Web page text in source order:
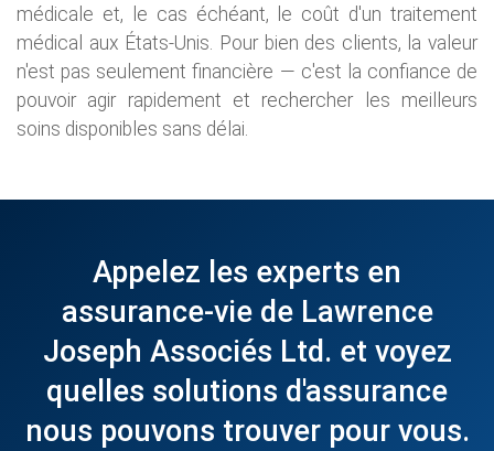
médicale et, le cas échéant, le coût d'un traitement
médical aux États-Unis. Pour bien des clients, la valeur
n'est pas seulement financière — c'est la confiance de
pouvoir agir rapidement et rechercher les meilleurs
soins disponibles sans délai.
Appelez les experts en
assurance-vie de Lawrence
Joseph Associés Ltd. et voyez
quelles solutions d'assurance
nous pouvons trouver pour vous.